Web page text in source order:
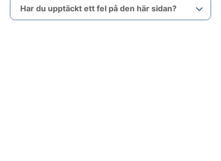
Har du upptäckt ett fel på den här sidan?